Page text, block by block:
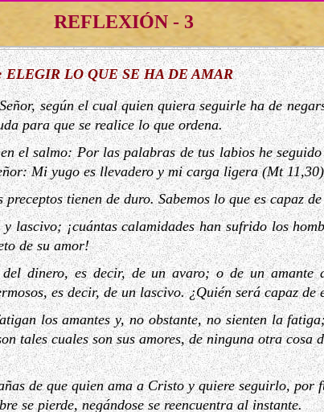
REFLEXIÓN - 3
LO QUE SE HA DE AMAR
según el cual quien quiera seguirle ha de
para que se realice lo que ordena.
el salmo: Por las palabras de tus labios he
Mi yugo es llevadero y mi carga ligera (Mt
tienen de duro. Sabemos lo que es capaz
lascivo; ¡cuántas calamidades han sufrido los
de su amor!
dinero, es decir, de un avaro; o de un amante
es decir, de un lascivo. ¿Quién será capaz de
los amantes y, no obstante, no sienten la
tales cuales son sus amores, de ninguna otra cosa
de que quien ama a Cristo y quiere seguirlo, por
se pierde, negándose se reencuentra al instante.